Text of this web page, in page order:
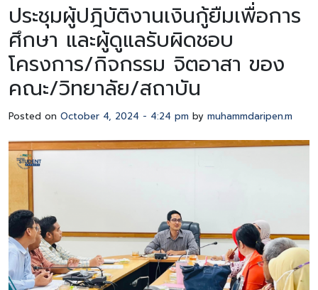
ประชุมผู้ปฎิบัติงานเงินกู้ยืมเพื่อการ
ศึกษา และผู้ดูแลรับผิดชอบ
โครงการ/กิจกรรม จิตอาสา ของ
คณะ/วิทยาลัย/สถาบัน
Posted on October 4, 2024 - 4:24 pm by muhammdaripen.m